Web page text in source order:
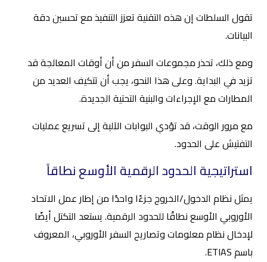
تقول السلطات إن هذه التقنية تعزز التنفيذ مع تحسين دقة
البيانات.
ومع ذلك، تحذر مجموعات السفر من أن أوقات المعالجة قد
تزيد في البداية. وعلى هذا النحو، يجب أن تتكيف العديد من
المطارات مع الإجراءات والبنية التحتية الجديدة.
مع مرور الوقت، قد تؤدي البوابات الآلية إلى تسريع عمليات
التفتيش على الحدود.
استراتيجية الحدود الرقمية الأوسع نطاقاً
يمثل نظام الدخول/الخروج جزءًا واحدًا من إطار عمل الاتحاد
الأوروبي الأوسع نطاقًا للحدود الرقمية. يستعد التكتل أيضًا
لإدخال نظام معلومات وتصاريح السفر الأوروبي، المعروف
باسم ETIAS.